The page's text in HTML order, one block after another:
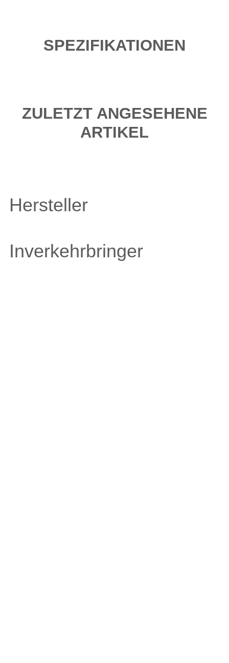
SPEZIFIKATIONEN
ZULETZT ANGESEHENE
ARTIKEL
Hersteller
Inverkehrbringer